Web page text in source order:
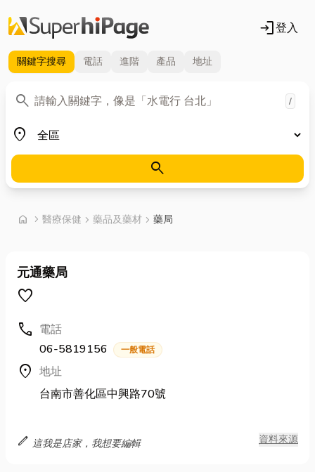
login登入
關鍵字搜尋 電話 進階 產品 地址
search
關鍵字 /
place
地區
search
home chevron_right 首頁
醫療保健 chevron_right 藥品及藥材 chevron_right 藥局
元通藥局
favorite
call 電話
06-5819156
一般電話
location_on 地址
台南市善化區中興路70號
edit 這我是店家，我想要編輯 資料來源